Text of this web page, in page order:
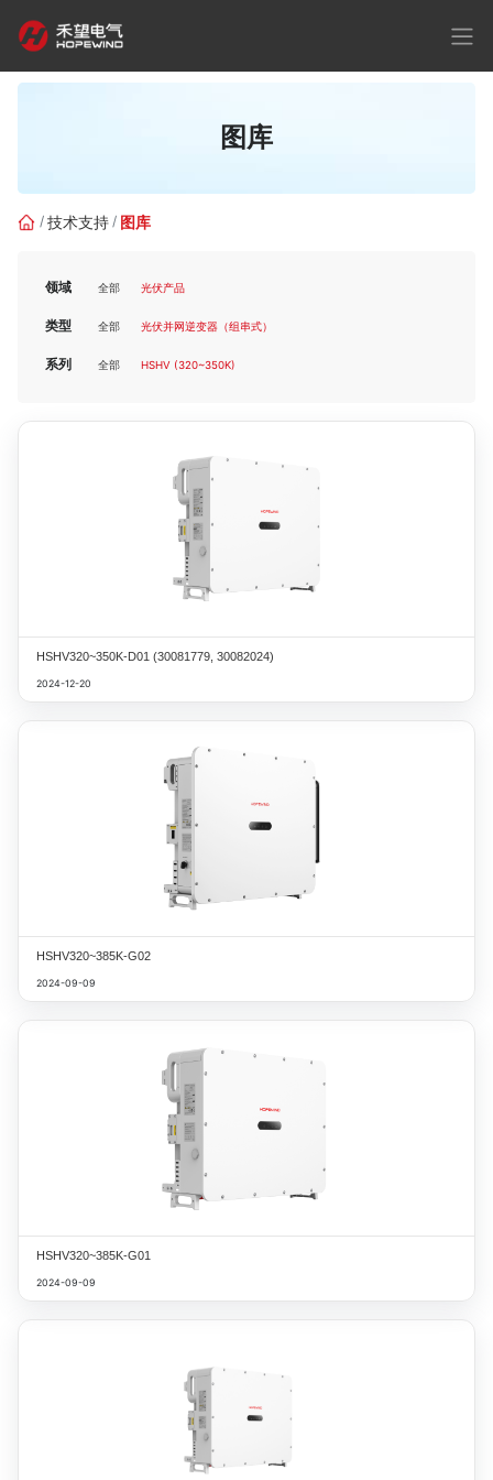
图库
技术支持 图库
领域 全部 光伏产品
类型 全部 光伏并网逆变器（组串式）
系列 全部 HSHV (320~350K)
HSHV320~350K-D01 (30081779, 30082024)
2024-12-20
HSHV320~385K-G02
2024-09-09
HSHV320~385K-G01
2024-09-09